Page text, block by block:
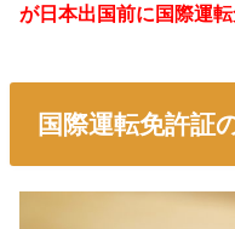
が日本出国前に国際運
国際運転免許証